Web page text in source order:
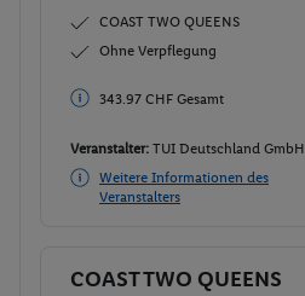
COAST TWO QUEENS
Ohne Verpflegung
368 € Gesamt
Veranstalter: TUI Deutschland GmbH
Weitere Informationen des
Veranstalters
Buchen
COAST TWO QUEENS